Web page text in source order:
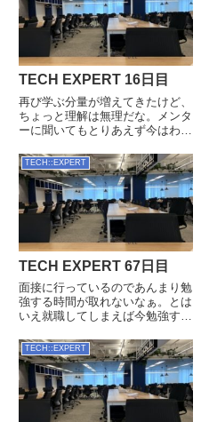
TECH EXPERT 16日目
再び学ぶ分量が増えてきたけど、
ちょっと理解は無理だな。メンタ
ーに聞いてもとりあえず今はわか
理解で十分だと言われる。私は動
くかどうかではなく、理解したく
てやってるんだが。この辺は教室
の主旨が私の希望とは違うので
高...
TECH::EXPERT
TECH EXPERT 67日目
面接に行っているのであんまり勉
強する時間が取れないなぁ。とは
いえ就職してしまえば今勉強する
優先順位をしっかりつけて行動し
よう。railsgemのインストール
group :development, :test d...
TECH::EXPERT